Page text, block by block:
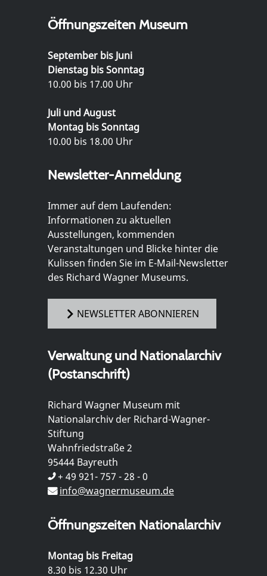
Öffnungszeiten Museum
September bis Juni
Dienstag bis Sonntag
10.00 bis 17.00 Uhr
Juli und August
Montag bis Sonntag
10.00 bis 18.00 Uhr
Newsletter-Anmeldung
Immer auf dem Laufenden:
Informationen zu aktuellen
Ausstellungen, kommenden
Veranstaltungen und Blicke hinter die
Kulissen finden Sie im E-Mail-Newsletter
des Richard Wagner Museums.
NEWSLETTER ABONNIEREN
Verwaltung und Nationalarchiv
(Postanschrift)
Richard Wagner Museum mit
Nationalarchiv der Richard-Wagner-
Stiftung
Wahnfriedstraße 2
95444 Bayreuth
+ 49 921- 757 - 28 - 0
info@wagnermuseum.de
Öffnungszeiten Nationalarchiv
Montag bis Freitag
8.30 bis 12.30 Uhr